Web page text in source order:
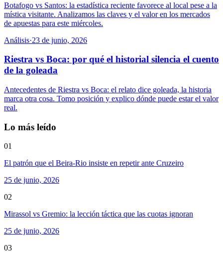
Botafogo vs Santos: la estadística reciente favorece al local pese a la
mística visitante. Analizamos las claves y el valor en los mercados
de apuestas para este miércoles.
Análisis·23 de junio, 2026
Riestra vs Boca: por qué el historial silencia el cuento
de la goleada
Antecedentes de Riestra vs Boca: el relato dice goleada, la historia
marca otra cosa. Tomo posición y explico dónde puede estar el valor
real.
Lo más leído
01
El patrón que el Beira-Rio insiste en repetir ante Cruzeiro
25 de junio, 2026
02
Mirassol vs Gremio: la lección táctica que las cuotas ignoran
25 de junio, 2026
03